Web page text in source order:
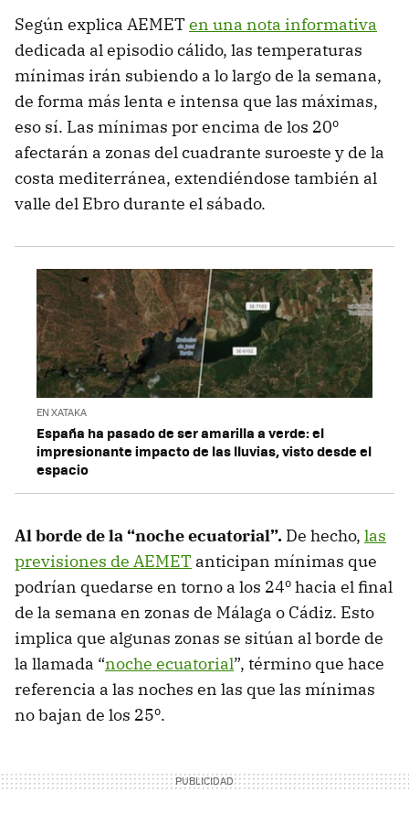
Según explica AEMETen una nota informativa
dedicada al episodio cálido, las temperaturas
mínimas irán subiendo a lo largo de la semana,
de forma más lenta e intensa que las máximas,
eso sí. Las mínimas por encima de los 20º
afectarán a zonas del cuadrante suroeste y de la
costa mediterránea, extendiéndose también al
valle del Ebro durante el sábado.
EN XATAKA
España ha pasado de ser amarilla a verde: el
impresionante impacto de las lluvias, visto desde el
espacio
Al borde de la “noche ecuatorial”. De hecho, las
previsiones de AEMET anticipan mínimas que
podrían quedarse en torno a los 24º hacia el final
de la semana en zonas de Málaga o Cádiz. Esto
implica que algunas zonas se sitúan al borde de
la llamada “noche ecuatorial”, término que hace
referencia a las noches en las que las mínimas
no bajan de los 25º.